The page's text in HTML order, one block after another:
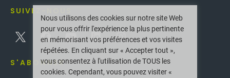
SUIVEZ-NOUS
S'ABONNER
Nous utilisons des cookies sur notre site Web
pour vous offrir l'expérience la plus pertinente
en mémorisant vos préférences et vos visites
répétées. En cliquant sur « Accepter tout »,
vous consentez à l'utilisation de TOUS les
cookies. Cependant, vous pouvez visiter «